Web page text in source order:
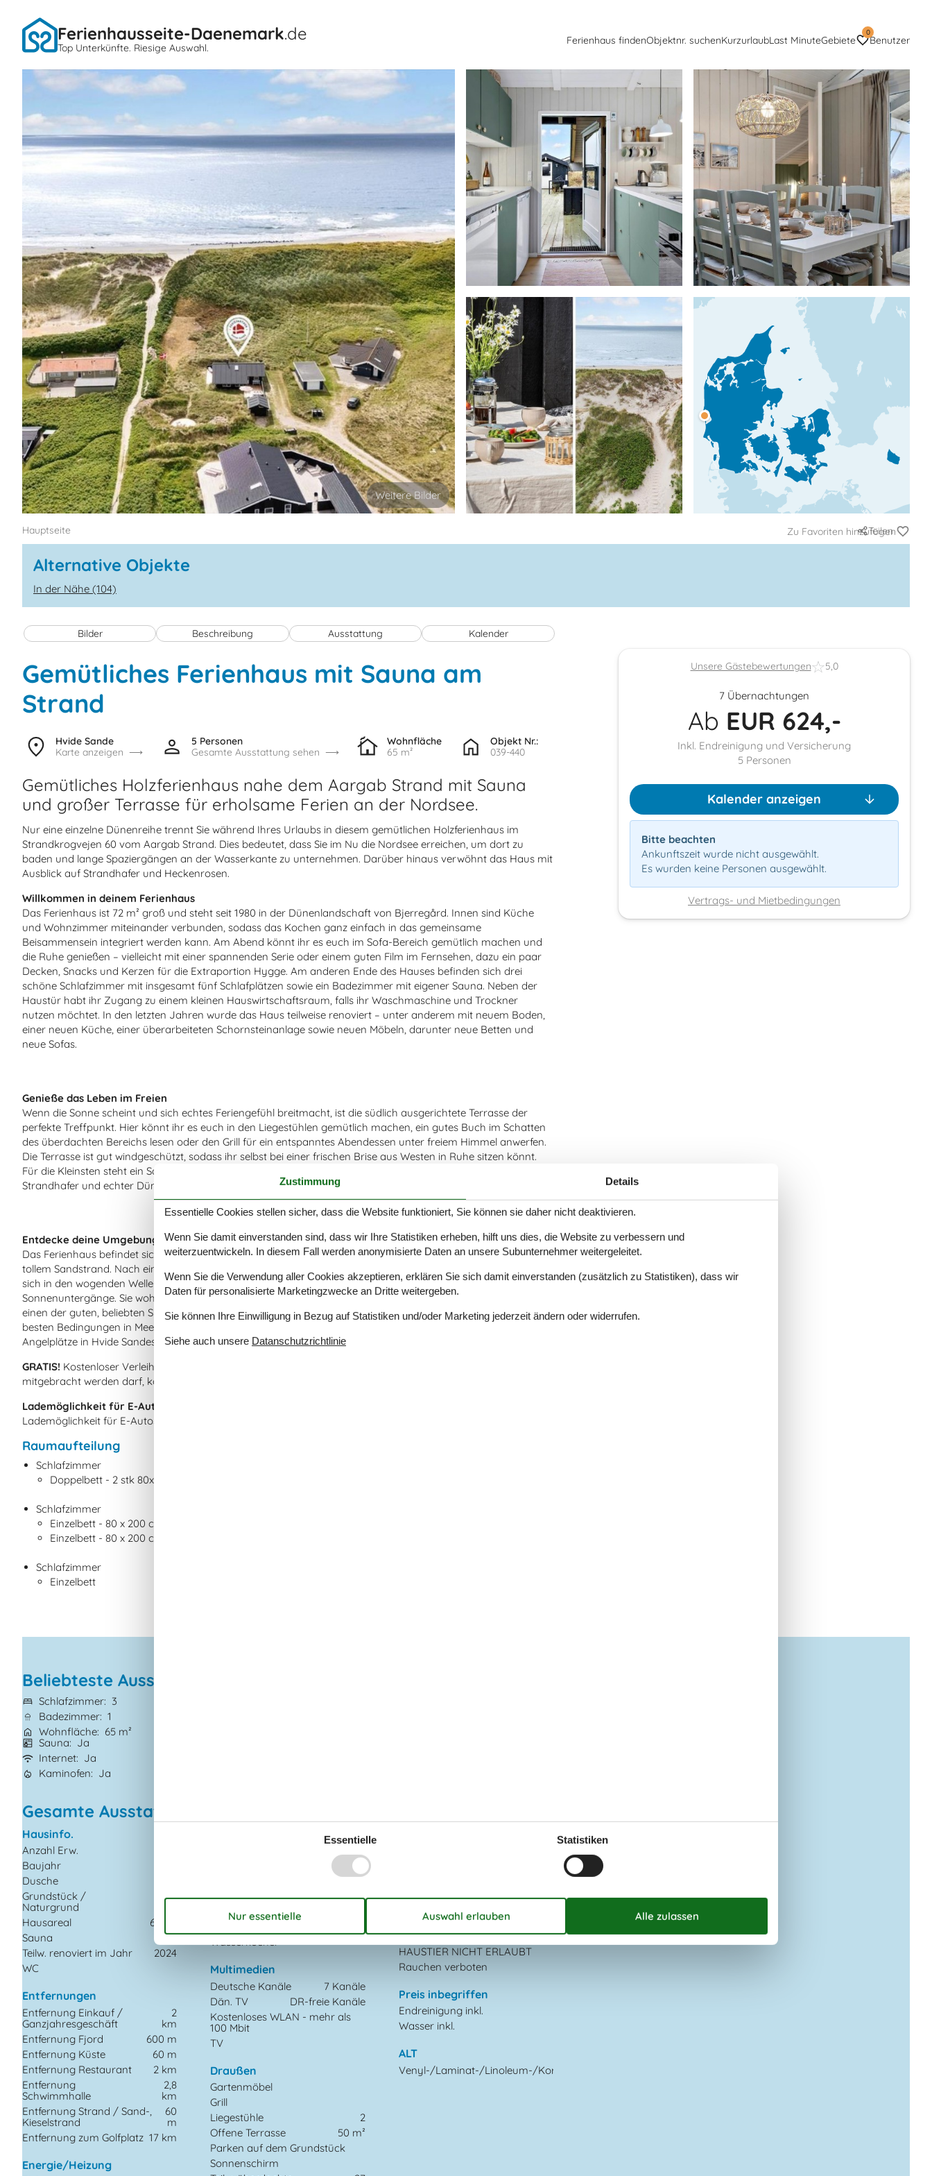
Ferienhausseite-Daenemark.de
Top Unterkünfte. Riesige Auswahl.
Ferienhaus findenObjektnr. suchenKurzurlaubLast MinuteGebiete
0
Benutzer
Hauptseite Zu Favoriten hinzufügen
Teilen
Alternative Objekte
In der Nähe (104)
Bilder Beschreibung Ausstattung Kalender
Gemütliches Ferienhaus mit Sauna am
Strand
Hvide Sande
Karte anzeigen
5 Personen
Gesamte Ausstattung sehen
Wohnfläche
65 m²
Objekt Nr.:
039-440
Gemütliches Holzferienhaus nahe dem Aargab Strand mit Sauna
und großer Terrasse für erholsame Ferien an der Nordsee.
Nur eine einzelne Dünenreihe trennt Sie während Ihres Urlaubs in diesem gemütlichen Holzferienhaus im
Strandkrogvejen 60 vom Aargab Strand. Dies bedeutet, dass Sie im Nu die Nordsee erreichen, um dort zu
baden und lange Spaziergängen an der Wasserkante zu unternehmen. Darüber hinaus verwöhnt das Haus mit
Ausblick auf Strandhafer und Heckenrosen.
Willkommen in deinem Ferienhaus
Das Ferienhaus ist 72 m² groß und steht seit 1980 in der Dünenlandschaft von Bjerregård. Innen sind Küche
und Wohnzimmer miteinander verbunden, sodass das Kochen ganz einfach in das gemeinsame
Beisammensein integriert werden kann. Am Abend könnt ihr es euch im Sofa-Bereich gemütlich machen und
die Ruhe genießen – vielleicht mit einer spannenden Serie oder einem guten Film im Fernsehen, dazu ein paar
Decken, Snacks und Kerzen für die Extraportion Hygge. Am anderen Ende des Hauses befinden sich drei
schöne Schlafzimmer mit insgesamt fünf Schlafplätzen sowie ein Badezimmer mit eigener Sauna. Neben der
Haustür habt ihr Zugang zu einem kleinen Hauswirtschaftsraum, falls ihr Waschmaschine und Trockner
nutzen möchtet. In den letzten Jahren wurde das Haus teilweise renoviert – unter anderem mit neuem Boden,
einer neuen Küche, einer überarbeiteten Schornsteinanlage sowie neuen Möbeln, darunter neue Betten und
neue Sofas.
Genieße das Leben im Freien
Wenn die Sonne scheint und sich echtes Feriengefühl breitmacht, ist die südlich ausgerichtete Terrasse der
perfekte Treffpunkt. Hier könnt ihr es euch in den Liegestühlen gemütlich machen, ein gutes Buch im Schatten
des überdachten Bereichs lesen oder den Grill für ein entspanntes Abendessen unter freiem Himmel anwerfen.
Die Terrasse ist gut windgeschützt, sodass ihr selbst bei einer frischen Brise aus Westen in Ruhe sitzen könnt.
Für die Kleinsten steht ein Sandkasten bereit, und rundherum lädt das große Naturgrundstück mit Heidekraut,
Strandhafer und echter Dünenlandschaft zum Träumen und Genießen ein.
Entdecke deine Umgebung
Das Ferienhaus befindet sich direkt hinter der Dünenschutzlinie. Lediglich 60 Meter trennen Sie von Aargabs
tollem Sandstrand. Nach einem entspannten Saunagang können Sie schnell Ihre Badesachen überziehen und
sich in den wogenden Wellen abkühlen. Allabendlich beobachten Sie vom Wipfel der Dünen aus spektakuläre
Sonnenuntergänge. Sie wohnen in einer Sackgasse und erreichen nach knapp einem Kilometer Westwind Syd -
einen der guten, beliebten Surfspots Hvide Sandes, der am Ringkøbing Fjord liegt. Angler erfreuen sich an
besten Bedingungen in Meer, Fjord und mehreren Put & Take-Seen. Besonders beliebt sind die hervorragenden
Angelplätze in Hvide Sandes Hafen und an der großen Schleuse.
GRATIS! Kostenloser Verleih von Kinderreisebetten und Hochstühlen. Mieter eines Hauses, in das ein Hund
mitgebracht werden darf, können ein Hundebett ausleihen. Die Abholung und Rückgabe erfolgt bei .
Lademöglichkeit für E-Autos:
Lademöglichkeit für E-Autos vorhanden ist.
Raumaufteilung
Schlafzimmer
Doppelbett - 2 stk 80x200
Schlafzimmer
Einzelbett - 80 x 200 cm.
Einzelbett - 80 x 200 cm.
Schlafzimmer
Einzelbett
Beliebteste Ausstattungen
Schlafzimmer
3
Badezimmer 1
Wohnfläche
65 m²
Sauna
Ja
Internet
Ja
Kaminofen
Ja
Gesamte Ausstattung
Hausinfo.
Anzahl Erw.
Baujahr
Dusche
Grundstück /
Naturgrund
2510
Hausareal
65 m²
Sauna
Teilw. renoviert im Jahr
2024
WC
Entfernungen
Entfernung Einkauf /
Ganzjahresgeschäft
2
km
Entfernung Fjord
600 m
Entfernung Küste
60 m
Entfernung Restaurant
2 km
Entfernung
Schwimmhalle
2,8
km
Entfernung Strand / Sand-,
Kieselstrand
60
m
Entfernung zum Golfplatz 17 km
Energie/Heizung
Kühlschrank m/Gefrierfach
18
Spülmaschine
Wasserkocher
Multimedien
Deutsche Kanäle
7 Kanäle
Dän. TV
DR-freie Kanäle
Kostenloses WLAN - mehr als
100 Mbit
TV
Draußen
Gartenmöbel
Grill
Liegestühle
2
Offene Terrasse
50 m²
Parken auf dem Grundstück
Sonnenschirm
Aufladung von Elektroautos
nicht erlaubt
HAUSTIER NICHT ERLAUBT
Rauchen verboten
Preis inbegriffen
Endreinigung inkl.
Wasser inkl.
ALT
Venyl-/Laminat-/Linoleum-/Korkboden
Unsere Gästebewertungen 5,0
7 Übernachtungen
Ab EUR 624,-
Inkl. Endreinigung und Versicherung
5 Personen
Kalender anzeigen
Bitte beachten
Ankunftszeit wurde nicht ausgewählt.
Es wurden keine Personen ausgewählt.
Vertrags- und Mietbedingungen
Zustimmung Details
Essentielle Cookies stellen sicher, dass die Website funktioniert, Sie können sie daher nicht deaktivieren.
Wenn Sie damit einverstanden sind, dass wir Ihre Statistiken erheben, hilft uns dies, die Website zu verbessern und
weiterzuentwickeln. In diesem Fall werden anonymisierte Daten an unsere Subunternehmer weitergeleitet.
Wenn Sie die Verwendung aller Cookies akzeptieren, erklären Sie sich damit einverstanden (zusätzlich zu Statistiken), dass wir
Daten für personalisierte Marketingzwecke an Dritte weitergeben.
Sie können Ihre Einwilligung in Bezug auf Statistiken und/oder Marketing jederzeit ändern oder widerrufen.
Siehe auch unsere Datanschutzrichtlinie
Essentielle Statistiken